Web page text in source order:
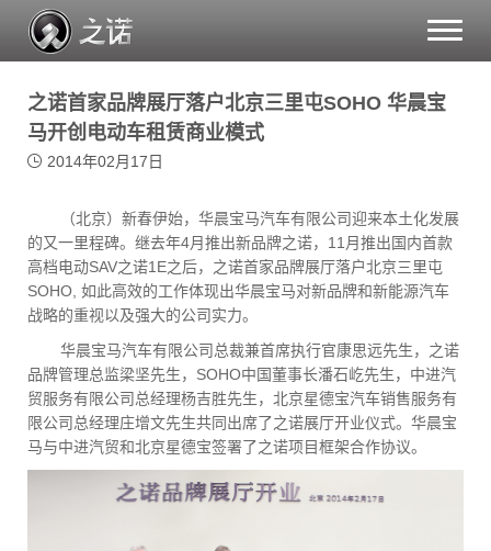
Toggle
之诺首家品牌展厅落户北京三里屯SOHO 华晨宝
马开创电动车租赁商业模式
2014年02月17日
（北京）新春伊始，华晨宝马汽车有限公司迎来本土化发展
的又一里程碑。继去年4月推出新品牌之诺，11月推出国内首款
高档电动SAV之诺1E之后，之诺首家品牌展厅落户北京三里屯
SOHO, 如此高效的工作体现出华晨宝马对新品牌和新能源汽车
战略的重视以及强大的公司实力。
华晨宝马汽车有限公司总裁兼首席执行官康思远先生，之诺
品牌管理总监梁坚先生，SOHO中国董事长潘石屹先生，中进汽
贸服务有限公司总经理杨吉胜先生，北京星德宝汽车销售服务有
限公司总经理庄增文先生共同出席了之诺展厅开业仪式。华晨宝
马与中进汽贸和北京星德宝签署了之诺项目框架合作协议。